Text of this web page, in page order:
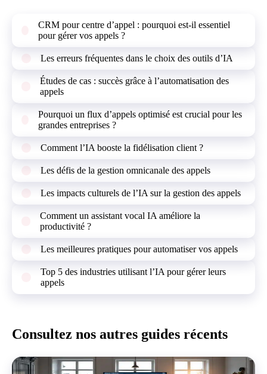
CRM pour centre d’appel : pourquoi est-il essentiel
pour gérer vos appels ?
Les erreurs fréquentes dans le choix des outils d’IA
Études de cas : succès grâce à l’automatisation des
appels
Pourquoi un flux d’appels optimisé est crucial pour les
grandes entreprises ?
Comment l’IA booste la fidélisation client ?
Les défis de la gestion omnicanale des appels
Les impacts culturels de l’IA sur la gestion des appels
Comment un assistant vocal IA améliore la
productivité ?
Les meilleures pratiques pour automatiser vos appels
Top 5 des industries utilisant l’IA pour gérer leurs
appels
Consultez nos autres guides récents